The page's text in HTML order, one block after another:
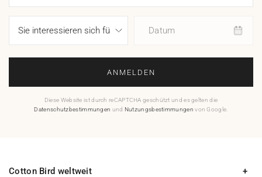
Datum
ANMELDEN
Diese Website ist durch reCAPTCHA geschützt und es gelten die
Datenschutzbestimmungen und Nutzungsbestimmungen von Google.
Cotton Bird weltweit